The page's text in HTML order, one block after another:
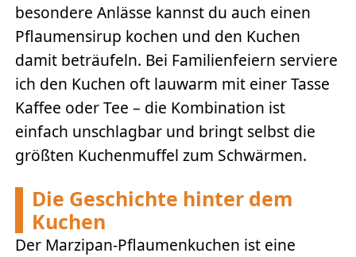
besondere Anlässe kannst du auch einen
Pflaumensirup kochen und den Kuchen
damit beträufeln. Bei Familienfeiern serviere
ich den Kuchen oft lauwarm mit einer Tasse
Kaffee oder Tee – die Kombination ist
einfach unschlagbar und bringt selbst die
größten Kuchenmuffel zum Schwärmen.
Die Geschichte hinter dem
Kuchen
Der Marzipan-Pflaumenkuchen ist eine